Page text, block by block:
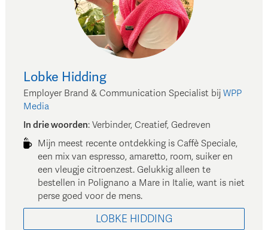
Lobke Hidding
Employer Brand & Communication Specialist bij WPP
Media
In drie woorden: Verbinder, Creatief, Gedreven
Mijn meest recente ontdekking is Caffè Speciale,
een mix van espresso, amaretto, room, suiker en
een vleugje citroenzest. Gelukkig alleen te
bestellen in Polignano a Mare in Italie, want is niet
perse goed voor de mens.
LOBKE HIDDING